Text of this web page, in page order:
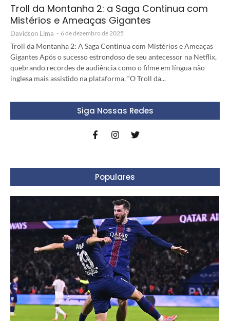
Troll da Montanha 2: a Saga Continua com
Mistérios e Ameaças Gigantes
Davidson Lima - 6 de dezembro de 2025
Troll da Montanha 2: A Saga Continua com Mistérios e Ameaças
Gigantes Após o sucesso estrondoso de seu antecessor na Netflix,
quebrando recordes de audiência como o filme em língua não
inglesa mais assistido na plataforma, “O Troll da...
Siga Nossas Redes
Populares